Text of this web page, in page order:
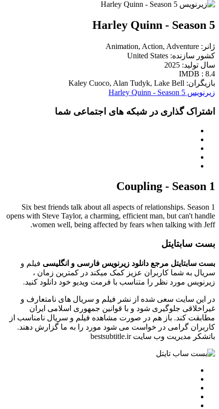
Harley Quinn - Season 5
ژانر: Animation, Action, Adventure
کشور سازنده: United States
سال تولید: 2025
IMDB : 8.4
بازیگران: Kaley Cuoco, Alan Tudyk, Lake Bell
زیرنویس Harley Quinn - Season 5
اشتراک گذاری در شبکه های اجتماعی شما
Coupling - Season 1
Six best friends talk about all aspects of relationships. Season 1
opens with Steve Taylor, a charming, efficient man, but can't handle
women well, being affected by fears when talking with Jeff.
بست سابتایتل
بست سابتایتل مرجع دانلود زیرنویس فارسی و انگلیسی فیلم و
سریال به شما کاربران عزیز کمک میکند در کمترین زمان ،
زیرنویس مورد نظر را متناسب با فرمت ویدیو خود دانلود کنید.
در این سایت سعی شده از نشر فیلم و سریال های نامتعارف و
غیراخلاقی جلوگیری شود و با قوانین جمهوری اسلامی ایران
مطابقت کند. باز هم در صورت مشاهده فیلم و سریال نامناسب از
کاربران گرامی در خواست می شود مورد را به ما گزارش دهند.
باتشکر مدیریت وب سایت bestsubtitle.ir